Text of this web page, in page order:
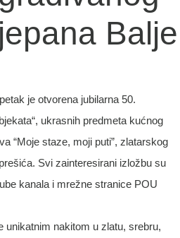
Balje
je otvorena jubilarna 50.
ukrasnih predmeta kućnog
“Moje staze, moji puti”, zlatarskog
Svi zainteresirani izložbu su
kanala i mrežne stranice POU
nakitom u zlatu, srebru,